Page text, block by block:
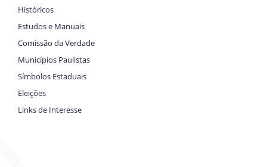
Históricos
Estudos e Manuais
Comissão da Verdade
Municípios Paulistas
Símbolos Estaduais
Eleições
Links de Interesse